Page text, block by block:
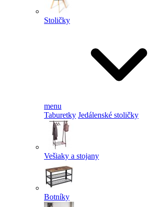
Stoličky
menu
Taburetky Jedálenské stoličky
Vešiaky a stojany
Botníky